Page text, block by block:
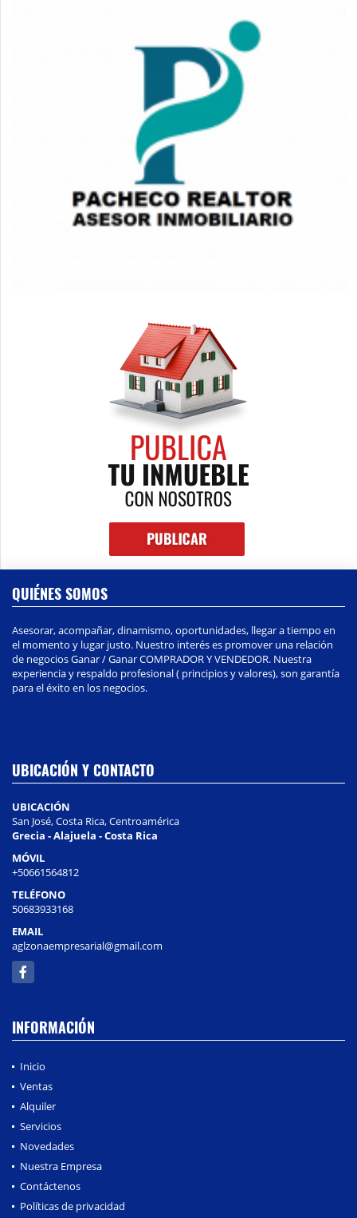
QUIÉNES SOMOS
Asesorar, acompañar, dinamismo, oportunidades, llegar a tiempo en
el momento y lugar justo. Nuestro interés es promover una relación
de negocios Ganar / Ganar COMPRADOR Y VENDEDOR. Nuestra
experiencia y respaldo profesional ( principios y valores), son garantía
para el éxito en los negocios.
UBICACIÓN Y CONTACTO
UBICACIÓN
San José, Costa Rica, Centroamérica
Grecia - Alajuela - Costa Rica
MÓVIL
+50661564812
TELÉFONO
50683933168
EMAIL
aglzonaempresarial@gmail.com
Facebook
INFORMACIÓN
Inicio
Ventas
Alquiler
Servicios
Novedades
Nuestra Empresa
Contáctenos
Políticas de privacidad